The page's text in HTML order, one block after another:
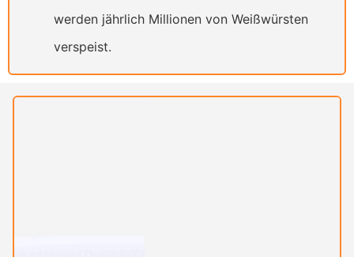
werden jährlich Millionen von Weißwürsten
verspeist.